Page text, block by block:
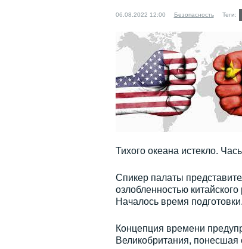
06.08.2022 12:00 Безопасность Теги:
Тихого океана истекло.
Спикер палаты
озлобленностью
Началось время
Концепция времени
Великобритания,